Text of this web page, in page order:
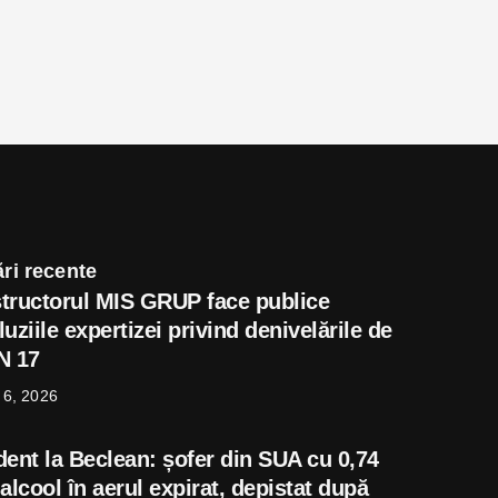
recente
MIS GRUP face publice
expertizei privind denivelările de
17
2026
la Beclean: șofer din SUA cu 0,74
în aerul expirat, depistat după